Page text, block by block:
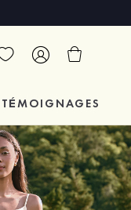
TÉMOIGNAGES